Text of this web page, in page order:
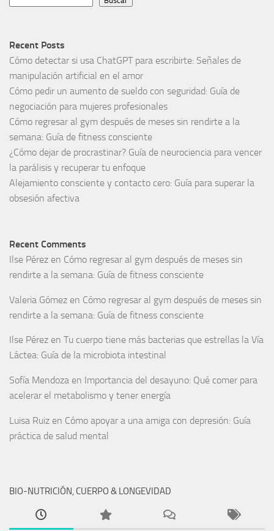
Recent Posts
Cómo detectar si usa ChatGPT para escribirte: Señales de
manipulación artificial en el amor
Cómo pedir un aumento de sueldo con seguridad: Guía de
negociación para mujeres profesionales
Cómo regresar al gym después de meses sin rendirte a la
semana: Guía de fitness consciente
¿Cómo dejar de procrastinar? Guía de neurociencia para vencer
la parálisis y recuperar tu enfoque
Alejamiento consciente y contacto cero: Guía para superar la
obsesión afectiva
Recent Comments
Ilse Pérez en Cómo regresar al gym después de meses sin
rendirte a la semana: Guía de fitness consciente
Valeria Gómez en Cómo regresar al gym después de meses sin
rendirte a la semana: Guía de fitness consciente
Ilse Pérez en Tu cuerpo tiene más bacterias que estrellas la Vía
Láctea: Guía de la microbiota intestinal
Sofía Mendoza en Importancia del desayuno: Qué comer para
acelerar el metabolismo y tener energía
Luisa Ruiz en Cómo apoyar a una amiga con depresión: Guía
práctica de salud mental
BIO-NUTRICIÓN, CUERPO & LONGEVIDAD